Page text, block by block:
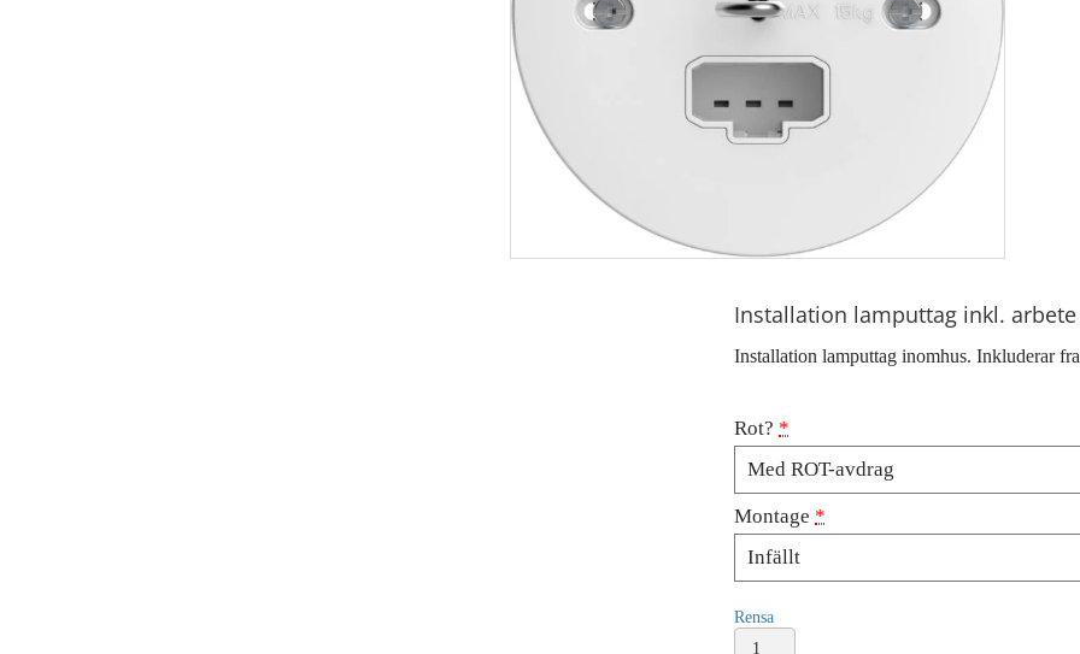
Installation lamputtag inkl. arbete
Installation lamputtag inomhus. Inkluderar
Rot? *
Montage *
Rensa
Installation